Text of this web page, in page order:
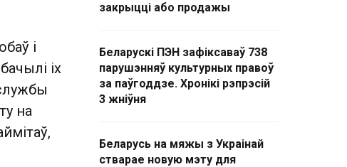
і
іх
на
закрыцці або продажы
Беларускі ПЭН зафіксаваў 738
парушэнняў культурных правоў
за паўгоддзе. Хронікі рэпрэсій
3 жніўня
Беларусь на мяжы з Украінай
стварае новую мэту для